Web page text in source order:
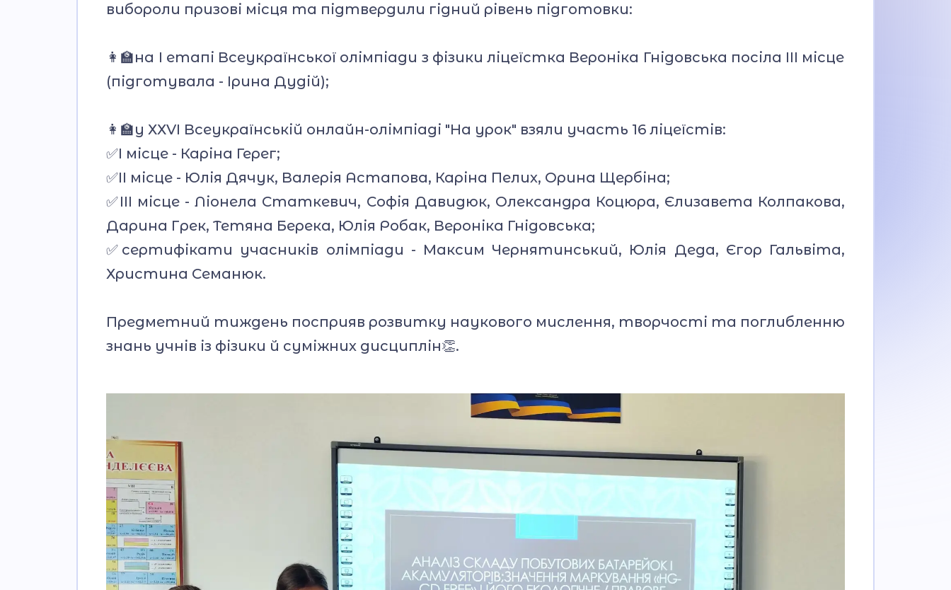
вибороли призові місця та підтвердили гідний рівень підготовки:
👩‍🏫на І етапі Всеукраїнської олімпіади з фізики ліцеїстка Вероніка Гнідовська посіла ІІІ місце
(підготувала - Ірина Дудій);
👩‍🏫у ХХVІ Всеукраїнській онлайн-олімпіаді "На урок" взяли участь 16 ліцеїстів:
✅️І місце - Каріна Герег;
✅️ІІ місце - Юлія Дячук, Валерія Астапова, Каріна Пелих, Орина Щербіна;
✅️ІІІ місце - Ліонела Статкевич, Софія Давидюк, Олександра Коцюра, Єлизавета Колпакова,
Дарина Грек, Тетяна Берека, Юлія Робак, Вероніка Гнідовська;
✅️сертифікати учасників олімпіади - Максим Чернятинський, Юлія Деда, Єгор Гальвіта,
Христина Семанюк.
Предметний тиждень посприяв розвитку наукового мислення, творчості та поглибленню
знань учнів із фізики й суміжних дисциплін👏.